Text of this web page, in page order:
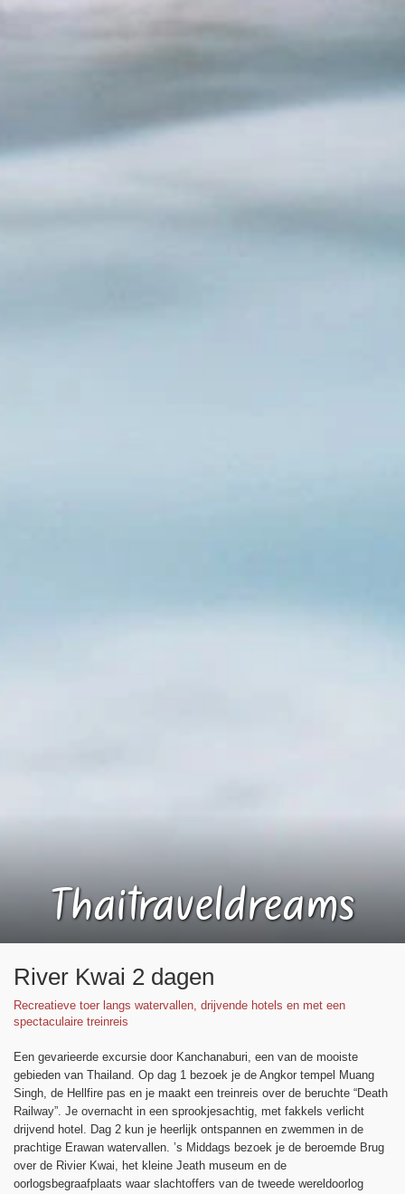
Thaitraveldreams
River Kwai 2 dagen
Recreatieve toer langs watervallen, drijvende hotels en met een
spectaculaire treinreis
Een gevarieerde excursie door Kanchanaburi, een van de mooiste
gebieden van Thailand. Op dag 1 bezoek je de Angkor tempel Muang
Singh, de Hellfire pas en je maakt een treinreis over de beruchte “Death
Railway”. Je overnacht in een sprookjesachtig, met fakkels verlicht
drijvend hotel. Dag 2 kun je heerlijk ontspannen en zwemmen in de
prachtige Erawan watervallen. ’s Middags bezoek je de beroemde Brug
over de Rivier Kwai, het kleine Jeath museum en de
oorlogsbegraafplaats waar slachtoffers van de tweede wereldoorlog